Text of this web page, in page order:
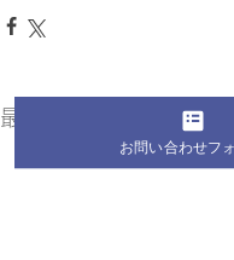
最新記事
お問い合わせフ